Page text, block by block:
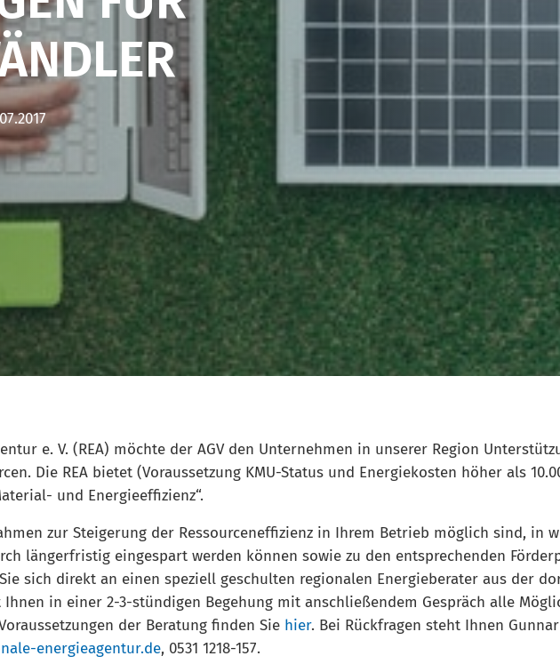
e. V. (REA) möchte der AGV den Unternehmen in unserer Region
Die REA bietet (Voraussetzung KMU-Status und Energiekosten höher als
und Energieeffizienz“.
zur Steigerung der Ressourceneffizienz in Ihrem Betrieb möglich sind, in
längerfristig eingespart werden können sowie zu den entsprechenden
sich direkt an einen speziell geschulten regionalen Energieberater aus der
in einer 2-3-stündigen Begehung mit anschließendem Gespräch alle
der Beratung finden Sie hier. Bei Rückfragen steht Ihnen
energieagentur.de, 0531 1218-157.